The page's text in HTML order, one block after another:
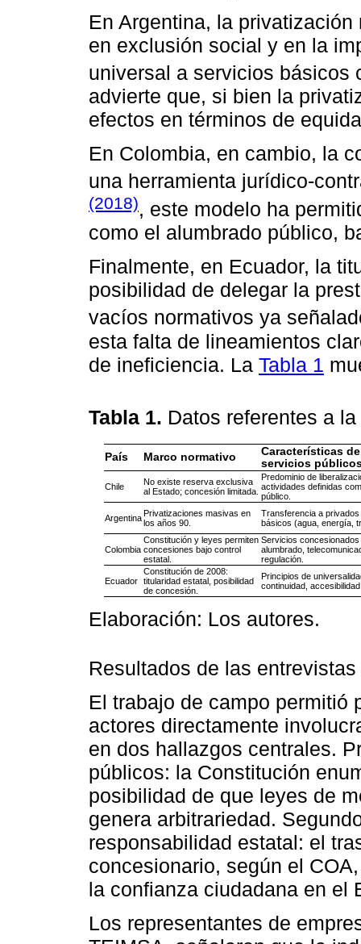
En Argentina, la
en exclusión social y en la
universal a servicios básicos
advierte que, si bien la
efectos en términos de
En Colombia, en cambio, la
una herramienta jurídico-
(2018), este modelo ha
como el alumbrado público,
Finalmente, en Ecuador, la
posibilidad de delegar la
vacíos normativos ya
esta falta de lineamientos
de ineficiencia. La Tabla 1
Tabla 1. Datos referentes a
País Marco normativo
Características
servicios
Chile
No existe reserva exclusiva
al Estado; concesión limitada.
Predominio de
actividades definidas
público.
ArgentinaPrivatizaciones masivas en
los años 90.
Transferencia a
básicos (agua, energía,
Colombia
Constitución y leyes permiten
concesiones bajo control
estatal.
Servicios
alumbrado,
regulación.
Ecuador
Constitución de 2008:
titularidad estatal, posibilidad
de concesión.
Principios de
continuidad,
Elaboración: Los autores.
Resultados de las entrevistas
El trabajo de campo permitió
actores directamente
en dos hallazgos centrales.
públicos: la Constitución
posibilidad de que leyes de
genera arbitrariedad.
responsabilidad estatal: el
concesionario, según el
la confianza ciudadana en el
Los representantes de